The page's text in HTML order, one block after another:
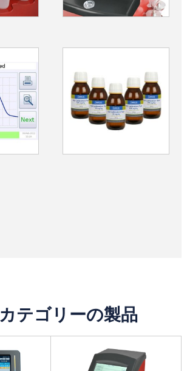
テゴリーの製品